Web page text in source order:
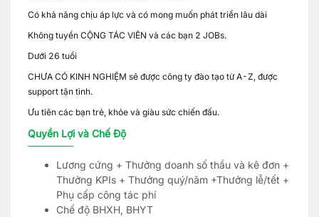
Có khả năng chịu áp lực và có mong muốn phát triển lâu dài
Không tuyển CỘNG TÁC VIÊN và các bạn 2 JOBs.
Dưới 26 tuổi
CHƯA CÓ KINH NGHIỆM sẽ được công ty đào tạo từ A-Z, được
support tận tình.
Ưu tiên các bạn trẻ, khỏe và giàu sức chiến đấu.
Quyền Lợi và Chế Độ
Lương cứng + Thưởng doanh số thầu và kê đơn +
Thưởng KPIs + Thưởng quý/năm +Thưởng lễ/tết +
Phụ cấp công tác phí
Chế độ BHXH, BHYT